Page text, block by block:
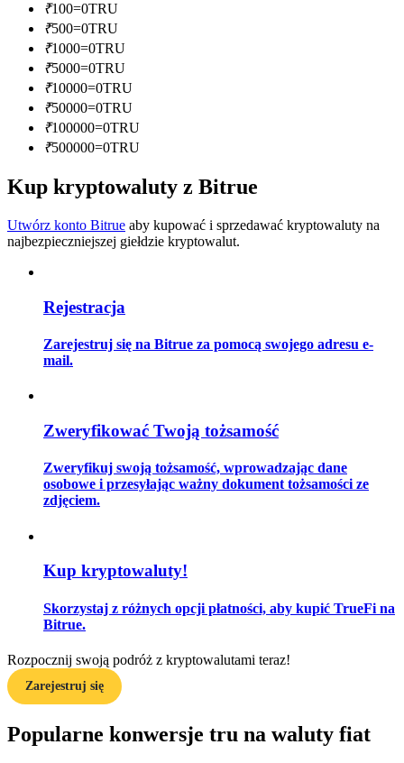
Informacja
Analiza Big Data, w tym informacje handlowe itp.
Przewodnik
Przewodnik dla początkujących dotyczący kontraktów futures
Dowiedz się, jak zachować rentowność
Zarabiać
₹100=0TRU
₹500=0TRU
₹1000=0TRU
₹5000=0TRU
₹10000=0TRU
₹50000=0TRU
₹100000=0TRU
₹500000=0TRU
Kup kryptowaluty z Bitrue
Utwórz konto Bitrue aby kupować i sprzedawać kryptowaluty na
najbezpieczniejszej giełdzie kryptowalut.
Rejestracja
Zarejestruj się na Bitrue za pomocą swojego adresu e-
mail.
Zweryfikować Twoją tożsamość
Zweryfikuj swoją tożsamość, wprowadzając dane
osobowe i przesyłając ważny dokument tożsamości ze
zdjęciem.
Kup kryptowaluty!
Skorzystaj z różnych opcji płatności, aby kupić TrueFi na
Bitrue.
Rozpocznij swoją podróż z kryptowalutami teraz!
Zarejestruj się
Popularne konwersje tru na waluty fiat